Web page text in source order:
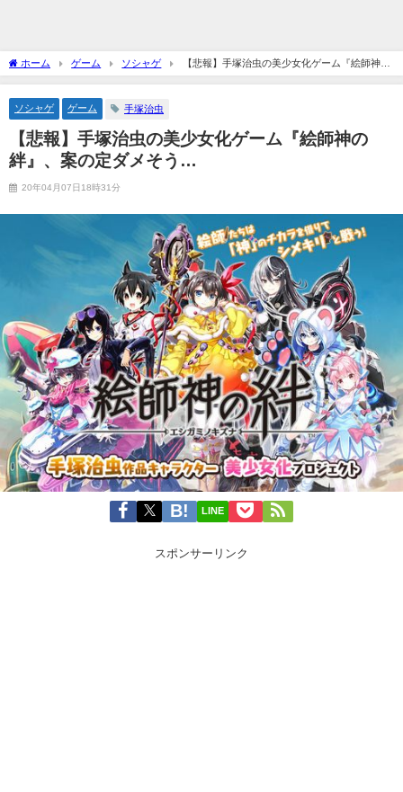
ホーム ゲーム ソシャゲ
【悲報】手塚治虫の美少女化ゲーム『絵師神の
絆』、案の定ダメそう…
ソシャゲ ゲーム 手塚治虫
【悲報】手塚治虫の美少女化ゲーム『絵師神の
絆』、案の定ダメそう…
20年04月07日18時31分
LINE
スポンサーリンク